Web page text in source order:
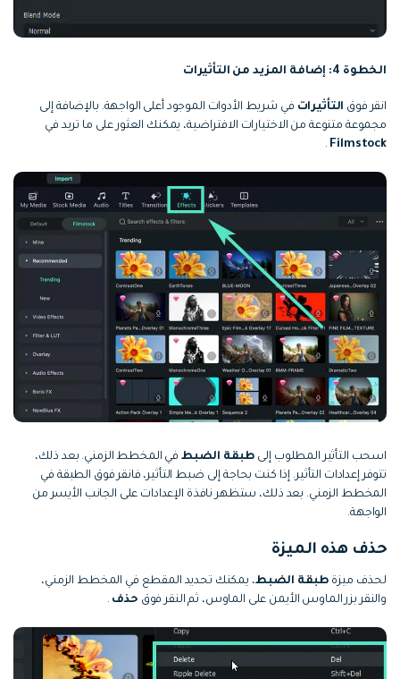
الخطوة 4: إضافة المزيد من التأثيرات
انقر فوق التأثيرات في شريط الأدوات الموجود أعلى الواجهة. بالإضافة إلى
مجموعة متنوعة من الاختيارات الافتراضية، يمكنك العثور على ما تريد في
Filmstock
.
اسحب التأثير المطلوب إلى طبقة الضبط في المخطط الزمني. بعد ذلك،
تتوفر إعدادات التأثير. إذا كنت بحاجة إلى ضبط التأثير، فانقر فوق الطبقة في
المخطط الزمني. بعد ذلك، ستظهر نافذة الإعدادات على الجانب الأيسر من
الواجهة.
حذف هذه الميزة
لحذف ميزة طبقة الضبط، يمكنك تحديد المقطع في المخطط الزمني،
والنقر بزر الماوس الأيمن على الماوس، ثم النقر فوق حذف .